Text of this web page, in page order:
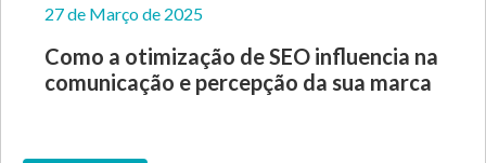
27 de Março de 2025
Como a otimização de SEO influencia na
comunicação e percepção da sua marca